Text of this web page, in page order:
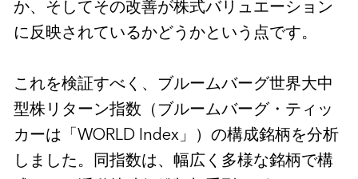
か、そしてその改善が株式バリュエーション
に反映されているかどうかという点です。
これを検証すべく、ブルームバーグ世界大中
型株リターン指数（ブルームバーグ・ティッ
カーは「WORLD Index」）の構成銘柄を分析
しました。同指数は、幅広く多様な銘柄で構